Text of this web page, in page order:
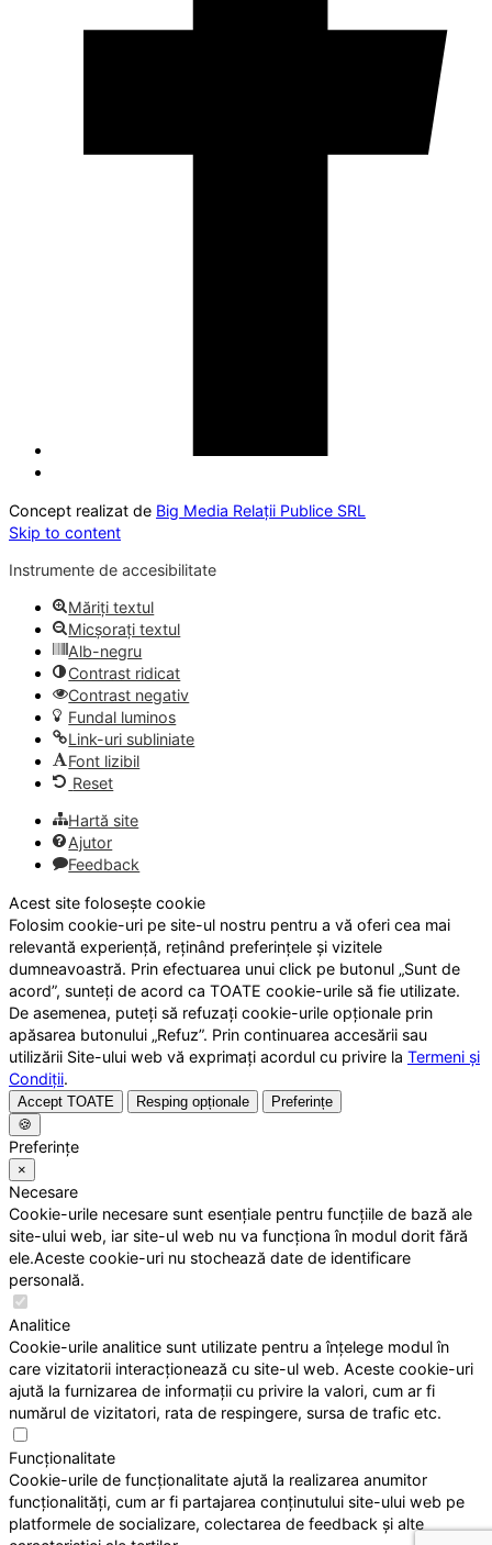
Concept realizat de Big Media Relații Publice SRL
Skip to content
Instrumente de accesibilitate
Măriți textul
Micșorați textul
Alb-negru
Contrast ridicat
Contrast negativ
Fundal luminos
Link-uri subliniate
Font lizibil
Reset
Hartă site
Ajutor
Feedback
Acest site folosește cookie
Folosim cookie-uri pe site-ul nostru pentru a vă oferi cea mai
relevantă experiență, reținând preferințele și vizitele
dumneavoastră. Prin efectuarea unui click pe butonul „Sunt de
acord”, sunteți de acord ca TOATE cookie-urile să fie utilizate.
De asemenea, puteți să refuzați cookie-urile opționale prin
apăsarea butonului „Refuz”. Prin continuarea accesării sau
utilizării Site-ului web vă exprimați acordul cu privire la Termeni și
Condiții.
Accept TOATE Resping opționale
Preferințe
🍪
Preferințe
×
Necesare
Cookie-urile necesare sunt esențiale pentru funcțiile de bază ale
site-ului web, iar site-ul web nu va funcționa în modul dorit fără
ele.Aceste cookie-uri nu stochează date de identificare
personală.
Analitice
Cookie-urile analitice sunt utilizate pentru a înțelege modul în
care vizitatorii interacționează cu site-ul web. Aceste cookie-uri
ajută la furnizarea de informații cu privire la valori, cum ar fi
numărul de vizitatori, rata de respingere, sursa de trafic etc.
Funcționalitate
Cookie-urile de funcționalitate ajută la realizarea anumitor
funcționalități, cum ar fi partajarea conținutului site-ului web pe
platformele de socializare, colectarea de feedback și alte